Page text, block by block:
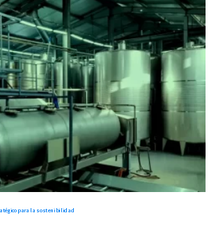
para la sostenibilidad